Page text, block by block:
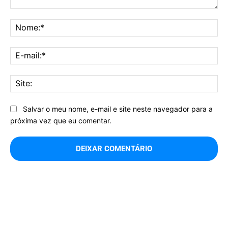
Salvar o meu nome, e-mail e site neste navegador para a
próxima vez que eu comentar.